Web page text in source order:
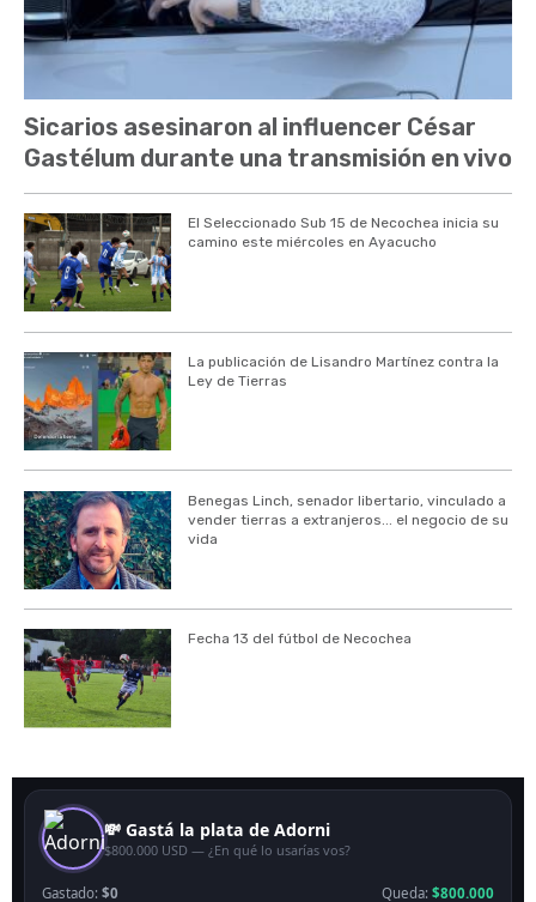
Sicarios asesinaron al influencer César
Gastélum durante una transmisión en vivo
El Seleccionado Sub 15 de Necochea inicia su
camino este miércoles en Ayacucho
La publicación de Lisandro Martínez contra la
Ley de Tierras
Benegas Linch, senador libertario, vinculado a
vender tierras a extranjeros... el negocio de su
vida
Fecha 13 del fútbol de Necochea